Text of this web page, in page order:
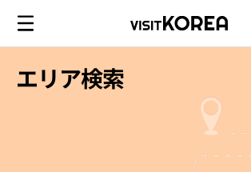
エリア検索